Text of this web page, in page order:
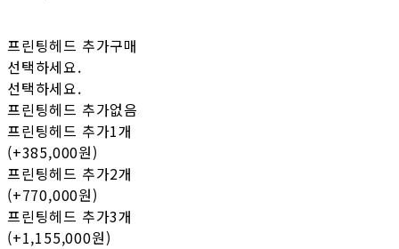
프린팅헤드 추가구매
선택하세요.
선택하세요.
프린팅헤드 추가없음
프린팅헤드 추가1개
(+385,000원)
프린팅헤드 추가2개
(+770,000원)
프린팅헤드 추가3개
(+1,155,000원)